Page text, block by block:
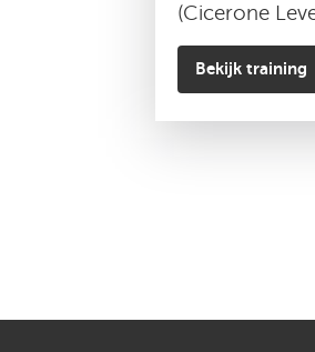
(Cicerone
Bekijk training